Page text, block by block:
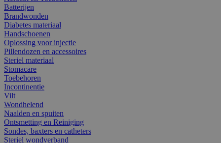
Batterijen
Brandwonden
Diabetes materiaal
Handschoenen
Oplossing voor injectie
Pillendozen en accessoires
Steriel materiaal
Stomacare
Toebehoren
Incontinentie
Vilt
Wondhelend
Naalden en spuiten
Ontsmetting en Reiniging
Sondes, baxters en catheters
Steriel wondverband